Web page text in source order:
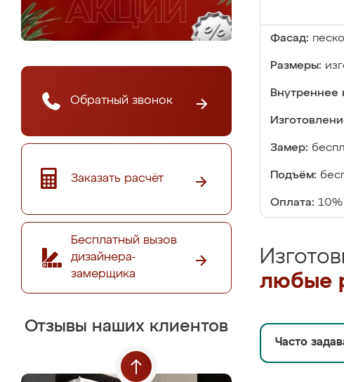
Обратный звонок
Заказать расчёт
Бесплатный вызов
дизайнера-
замерщика
Отзывы наших клиентов
Фасад:
Размеры:
Внутреннее
Замер:
Подъём:
Оплата: 10%
любые
Часто